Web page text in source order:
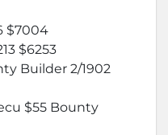
$7004
$6253
Builder 2/1902
$55 Bounty